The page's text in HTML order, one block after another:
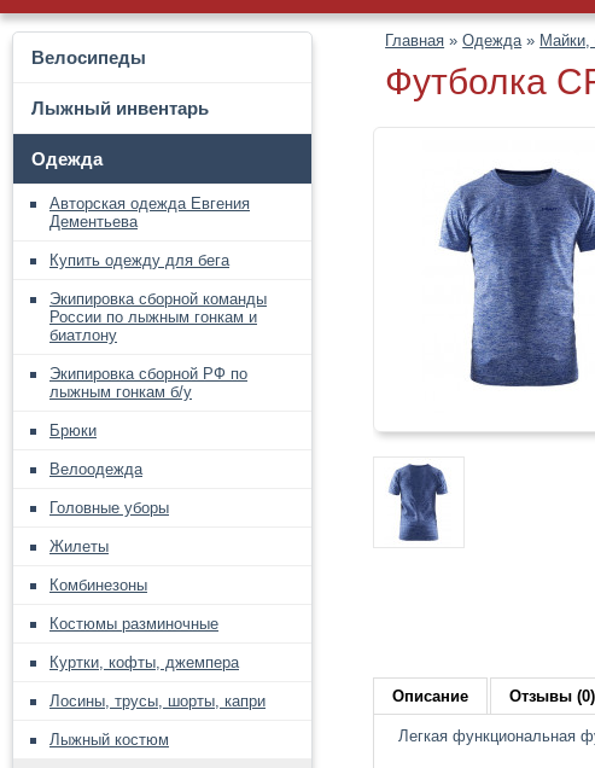
Велосипеды
Лыжный инвентарь
Одежда
Авторская одежда Евгения
Дементьева
Купить одежду для бега
Экипировка сборной команды
России по лыжным гонкам и
биатлону
Экипировка сборной РФ по
лыжным гонкам б/у
Брюки
Велоодежда
Головные уборы
Жилеты
Комбинезоны
Костюмы разминочные
Куртки, кофты, джемпера
Лосины, трусы, шорты, капри
Лыжный костюм
Главная »Одежда» Майки,
Футболка
Описание Отзывы (0)
Легкая функциональная